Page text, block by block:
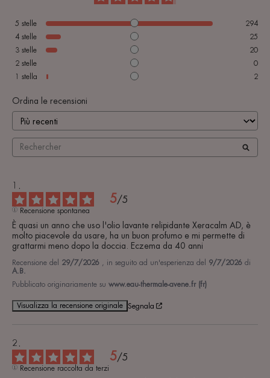
5 stelle
294
4 stelle
25
3 stelle
20
2 stelle
0
1 stella 2
Ordina le recensioni
5/5
Recensione spontanea
È quasi un anno che uso l'olio lavante relipidante Xeracalm AD, è
molto piacevole da usare, ha un buon profumo e mi permette di
grattarmi meno dopo la doccia. Eczema da 40 anni
Recensione del 29/7/2026 , in seguito ad un'esperienza del 9/7/2026 di
A.B.
Pubblicato originariamente su www.eau-thermale-avene.fr (fr)
Visualizza la recensione originale Segnala
5/5
Recensione raccolta da terzi